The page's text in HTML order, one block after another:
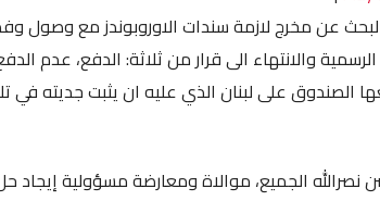
البحث عن مخرج لازمة سندات الاوروبوندز مع وصول
والانتهاء الى قرار من ثلاثة: الدفع، عدم
الصندوق على لبنان الذي عليه ان يثبت جديته في
الجميع، موالاة ومعارضة مسؤولية إيجاد